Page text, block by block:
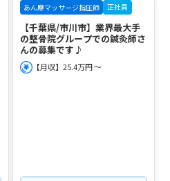
あん摩マッサージ指圧師 正社員
【千葉県/市川市】業界最大手
の整骨院グループでの鍼灸師さ
んの募集です♪
【月収】25.4万円 ～